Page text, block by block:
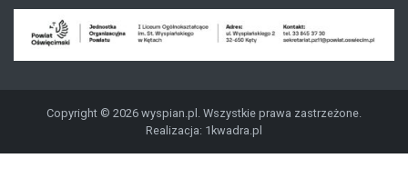
Copyright © 2026 wyspian.pl. Wszystkie prawa zastrzeżone.
Realizacja: 1kwadra.pl